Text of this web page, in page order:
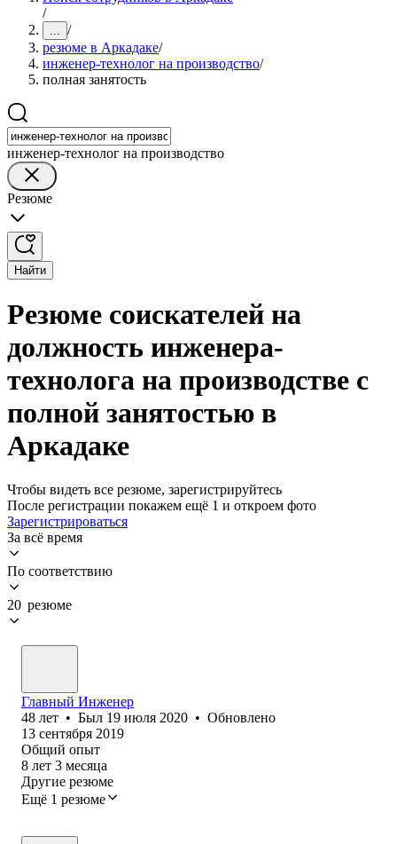
/
... /
резюме в Аркадаке/
инженер-технолог на производство/
полная занятость
инженер-технолог на производство
Резюме
Найти
Резюме соискателей на
должность инженера-
технолога на производстве с
полной занятостью в
Аркадаке
Чтобы видеть все резюме, зарегистрируйтесь
После регистрации покажем ещё 1 и откроем фото
Зарегистрироваться
За всё время
По соответствию
20 резюме
Главный Инженер
48 лет • Был 19 июля 2020 • Обновлено
13 сентября 2019
Общий опыт
8 лет 3 месяца
Другие резюме
Ещё 1 резюме